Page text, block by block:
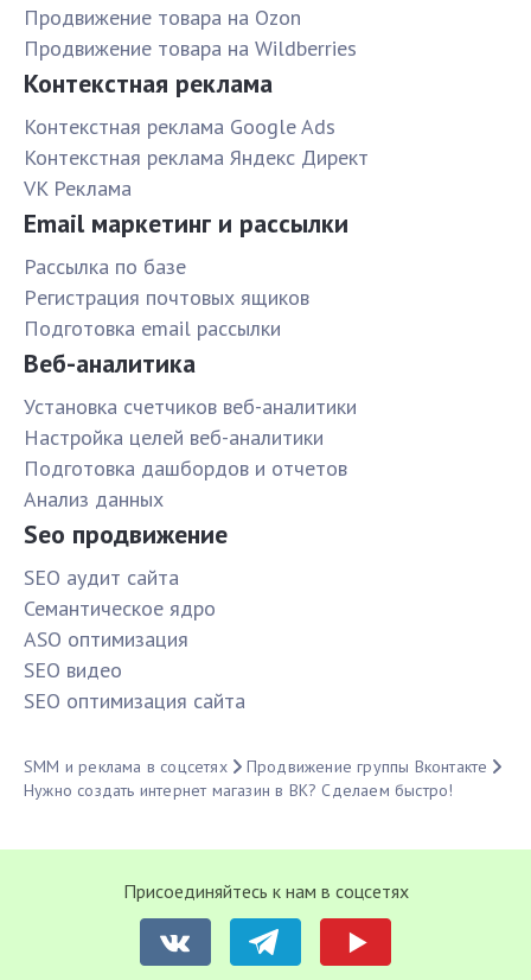
Продвижение товара на Ozon
Продвижение товара на Wildberries
Контекстная реклама
Контекстная реклама Google Ads
Контекстная реклама Яндекс Директ
VK Реклама
Email маркетинг и рассылки
Рассылка по базе
Pегистрация почтовых ящиков
Подготовка email рассылки
Веб-аналитика
Установка счетчиков веб-аналитики
Настройка целей веб-аналитики
Подготовка дашбордов и отчетов
Анализ данных
Seo продвижение
SЕО аудит сайта
Семантическое ядро
ASO оптимизация
SЕО видео
SЕО оптимизация сайта
SMM и реклама в соцсетях
Продвижение группы Вконтакте
Нужно создать интернет магазин в ВК? Сделаем быстро!
Присоединяйтесь к нам в соцсетях